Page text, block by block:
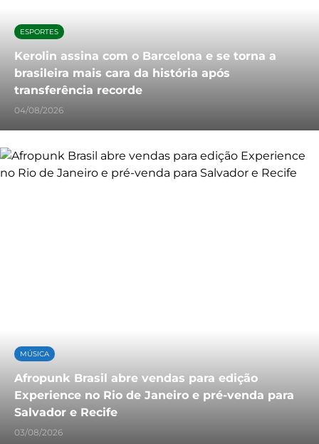
ESPORTES
Kerolin assina com o Barcelona e se torna a
brasileira mais cara da história após
transferência recorde
04/08/2026
MÚSICA
Afropunk Brasil abre vendas para edição
Experience no Rio de Janeiro e pré-venda para
Salvador e Recife
03/08/2026